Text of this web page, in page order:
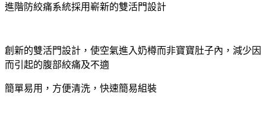
進階防絞痛系統採用嶄新的雙活門設計
創新的雙活門設計，使空氣進入奶樽而非寶寶肚子內，減少因
而引起的腹部絞痛及不適
簡單易用，方便清洗，快速簡易組裝